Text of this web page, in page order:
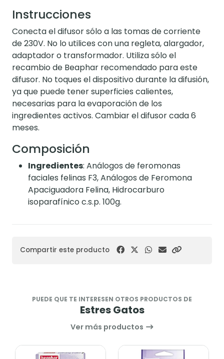
Instrucciones
Conecta el difusor sólo a las tomas de corriente
de 230V. No lo utilices con una regleta, alargador,
adaptador o transformador. Utiliza sólo el
recambio de Beaphar recomendado para este
difusor. No toques el dispositivo durante la difusión,
ya que puede tener superficies calientes,
necesarias para la evaporación de los
ingredientes activos. Cambiar el difusor cada 6
meses.
Composición
Ingredientes: Análogos de feromonas
faciales felinas F3, Análogos de Feromona
Apaciguadora Felina, Hidrocarburo
isoparafínico c.s.p. 100g.
Compartir este producto
PUEDE QUE TE INTERESEN OTROS PRODUCTOS DE
Estres Gatos
Ver más productos